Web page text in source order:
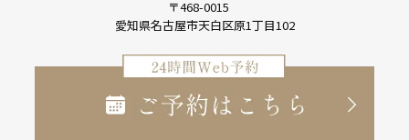
〒468-0015
愛知県名古屋市天白区原1丁目102